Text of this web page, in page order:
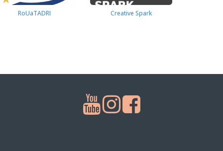
RoUaTADRI Creative Spark